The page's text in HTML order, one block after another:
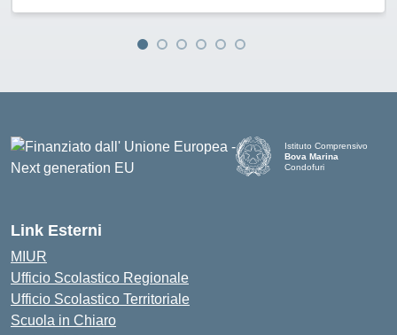
Istituto Comprensivo
Bova Marina
Condofuri
Link Esterni
MIUR
Ufficio Scolastico Regionale
Ufficio Scolastico Territoriale
Scuola in Chiaro